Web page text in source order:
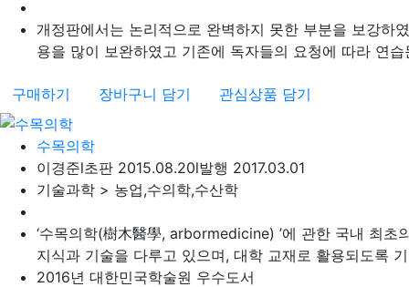
개정판에서는 논리적으로 완벽하지 못한 부분을 보강
용을 많이 보완하였고 기존에 독자들의 요청에 따라 연
구매하기 장바구니 담기 관심상품 담기
수목의학
이경준l초판 2015.08.20l발행 2017.03.01
기술과학 > 농업,수의학,수산학
‘수목의학(樹木醫學, arbormedicine) ’에 관한 국내 최
지식과 기술을 다루고 있으며, 대학 교재로 활용되도록
2016년 대한민국학술원 우수도서